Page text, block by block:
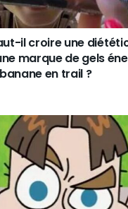
il croire une
marque de gels
en trail ?